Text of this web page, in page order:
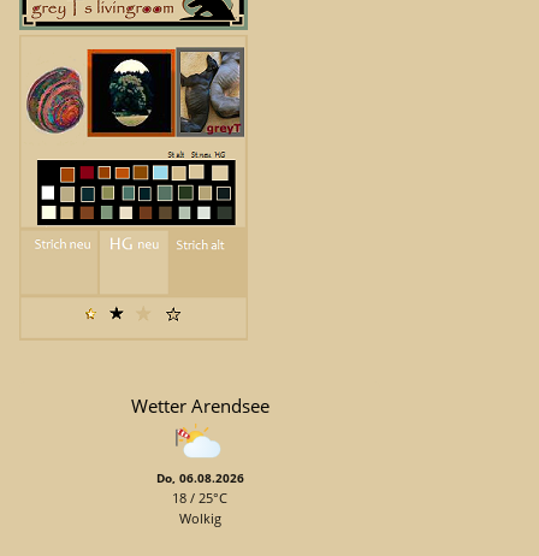
Wetter Arendsee
Do, 06.08.2026
18 / 25°C
Wolkig